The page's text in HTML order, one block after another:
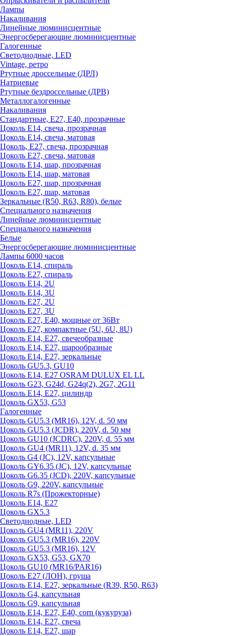
Лампы
Накаливания
Линейные люминисцентные
Энергосберегающие люминисцентные
Галогенные
Светодиодные, LED
Vintage, ретро
Ртутные дроссельные (ДРЛ)
Натриевые
Ртутные бездроссельные (ДРВ)
Металлогалогенные
Накаливания
Стандартные, Е27, Е40, прозрачные
Цоколь Е14, свеча, прозрачная
Цоколь Е14, свеча, матовая
Цоколь, Е27, свеча, прозрачная
Цоколь Е27, свеча, матовая
Цоколь Е14, шар, прозрачная
Цоколь Е14, шар, матовая
Цоколь Е27, шар, прозрачная
Цоколь Е27, шар, матовая
Зеркальные (R50, R63, R80), белые
Специального назначения
Линейные люминисцентные
Специального назначения
Белые
Энергосберегающие люминисцентные
Лампы 6000 часов
Цоколь Е14, спираль
Цоколь Е27, спираль
Цоколь Е14, 2U
Цоколь Е14, 3U
Цоколь Е27, 2U
Цоколь Е27, 3U
Цоколь Е27, Е40, мощные от 36Вт
Цоколь Е27, компактные (5U, 6U, 8U)
Цоколь Е14, Е27, свечеобразные
Цоколь Е14, Е27, шарообразные
Цоколь Е14, Е27, зеркальные
Цоколь GU5.3, GU10
Цоколь Е14, Е27 OSRAM DULUX EL LL
Цоколь G23, G24d, G24q(2), 2G7, 2G11
Цоколь Е14, Е27, цилиндр
Цоколь GX53, G53
Галогенные
Цоколь GU5.3 (MR16), 12V, d. 50 мм
Цоколь GU5.3 (JCDR), 220V, d. 50 мм
Цоколь GU10 (JCDRC), 220V, d. 55 мм
Цоколь GU4 (MR11), 12V, d. 35 мм
Цоколь G4 (JC), 12V, капсульные
Цоколь GY6.35 (JC), 12V, капсульные
Цоколь G6.35 (JCD), 220V, капсульные
Цоколь G9, 220V, капсульные
Цоколь R7s (Прожекторные)
Цоколь E14, E27
Цоколь GX5.3
Светодиодные, LED
Цоколь GU4 (MR11), 220V
Цоколь GU5.3 (MR16), 220V
Цоколь GU5.3 (MR16), 12V
Цоколь GX53, G53, GX70
Цоколь GU10 (MR16/PAR16)
Цоколь Е27 (ЛОН), груша
Цоколь Е14, Е27, зеркальные (R39, R50, R63)
Цоколь G4, капсульная
Цоколь G9, капсульная
Цоколь Е14, Е27, Е40, corn (кукуруза)
Цоколь Е14, Е27, свеча
Цоколь Е14, Е27, шар